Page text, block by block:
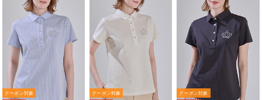
クーポン対象
クーポン対象
クーポン対象